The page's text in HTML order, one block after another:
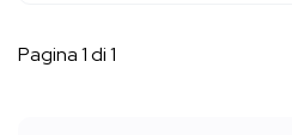
Pagina 1 di 1